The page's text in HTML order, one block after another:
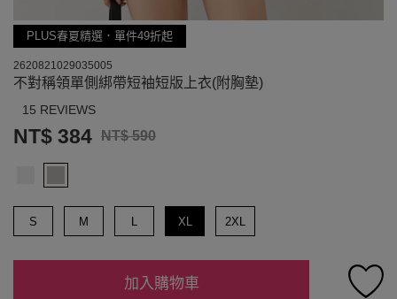
PLUS春夏精選．單件49折起
2620821029035005
不對稱領單側綁帶短袖短版上衣(附胸墊)
15 REVIEWS
NT$ 384 NT$ 590
S M L XL 2XL
加入購物車